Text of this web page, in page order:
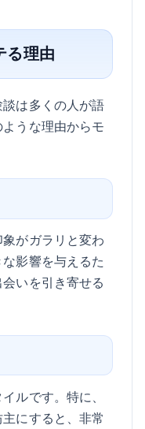
る理由
は多くの人が語
うな理由からモ
がガラリと変わ
影響を与えるた
いを引き寄せる
ルです。特に、
にすると、非常